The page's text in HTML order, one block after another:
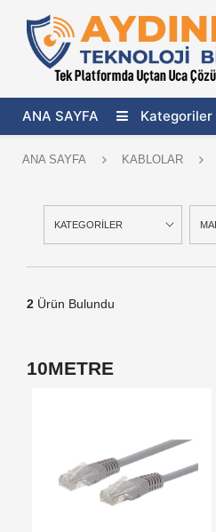
ANA SAYFA Kategoriler
ANA SAYFA KABLOLAR
KATEGORİLER
2 Ürün Bulundu
10METRE